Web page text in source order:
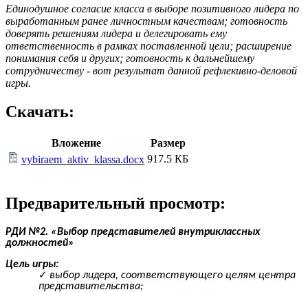
Единодушное согласие класса в выборе позитивного лидера по
выработанным ранее личностным качествам; готовность
доверять решениям лидера и делегировать ему
ответственность в рамках поставленной цели; расширение
понимания себя и других; готовность к дальнейшему
сотрудничеству - вот результат данной рефлекивно-деловой
игры.
Скачать:
Вложение
Размер
vybiraem_aktiv_klassa.docx 917.5 КБ
Предварительный просмотр:
РДИ №2. «Выбор представителей внутриклассных
должностей»
Цель игры:
выбор лидера, соответствующего целям центра
представительства;